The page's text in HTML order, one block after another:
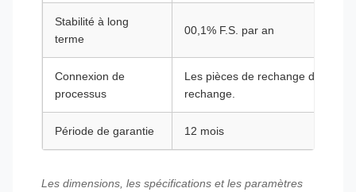
Stabilité à long
terme
00,1% F.S. par an
Connexion de
processus
Les pièces de rechange doivent
rechange.
Période de garantie 12 mois
Les dimensions, les spécifications et les paramètres